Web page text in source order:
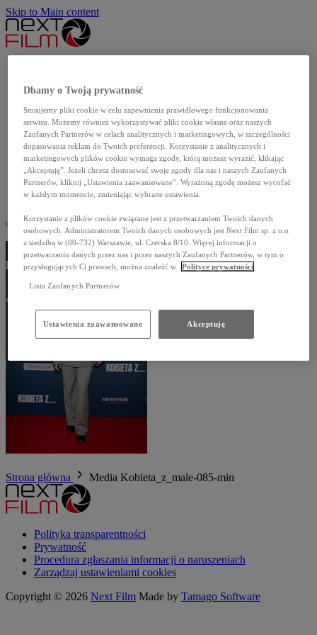
Skip to Main content
Produkcje własne
Dla szkół
Dla mediów
O nas
Kontakt
English
Strona główna Media Kobieta_z_male-085-min
Polityka transparentności
Prywatność
Procedura zgłaszania informacji o naruszeniach
Zarządzaj ustawieniami cookies
Copyright © 2026 Next Film Made by Tamago Software
Dbamy o Twoją prywatność
Stosujemy pliki cookie w celu zapewnienia prawidłowego funkcjonowania
serwisu. Możemy również wykorzystywać pliki cookie własne oraz naszych
Zaufanych Partnerów w celach analitycznych i marketingowych, w szczególności
dopasowania reklam do Twoich preferencji. Korzystanie z analitycznych i
marketingowych plików cookie wymaga zgody, którą możesz wyrazić, klikając
„Akceptuję”. Jeżeli chcesz dostosować swoje zgody dla nas i naszych Zaufanych
Partnerów, kliknij „Ustawienia zaawansowane”. Wyrażoną zgodę możesz wycofać
w każdym momencie, zmieniając wybrane ustawienia.
Korzystanie z plików cookie związane jest z przetwarzaniem Twoich danych
osobowych. Administratorem Twoich danych osobowych jest Next Film sp. z o.o.
z siedzibą w (00-732) Warszawie, ul. Czerska 8/10. Więcej informacji o
przetwarzaniu danych przez nas i przez naszych Zaufanych Partnerów, w tym o
przysługujących Ci prawach, można znaleźć w
Polityce prywatności
Lista Zaufanych Partnerów
Ustawienia zaawansowane Akceptuję